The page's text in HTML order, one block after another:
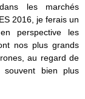
les marchés
2016, je ferais un
perspective les
nos plus grands
au regard de
souvent bien plus